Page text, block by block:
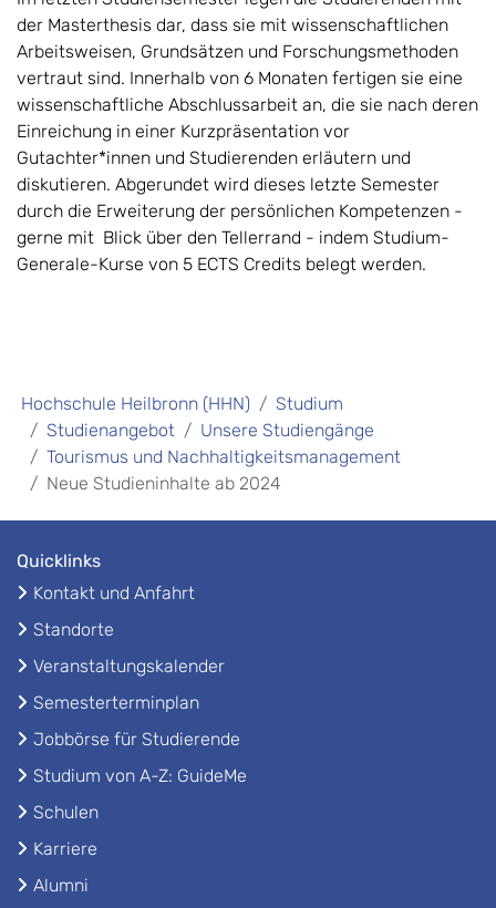
der Masterthesis dar, dass sie mit wissenschaftlichen
Arbeitsweisen, Grundsätzen und Forschungsmethoden
vertraut sind. Innerhalb von 6 Monaten fertigen sie eine
wissenschaftliche Abschlussarbeit an, die sie nach deren
Einreichung in einer Kurzpräsentation vor
Gutachter*innen und Studierenden erläutern und
diskutieren. Abgerundet wird dieses letzte Semester
durch die Erweiterung der persönlichen Kompetenzen -
gerne mit Blick über den Tellerrand - indem Studium-
Generale-Kurse von 5 ECTS Credits belegt werden.
Hochschule Heilbronn (HHN)
Studium
Studienangebot
Unsere Studiengänge
Tourismus und Nachhaltigkeitsmanagement
Neue Studieninhalte ab 2024
Quicklinks
Kontakt und Anfahrt
Standorte
Veranstaltungskalender
Semesterterminplan
Jobbörse für Studierende
Studium von A-Z: GuideMe
Schulen
Karriere
Alumni